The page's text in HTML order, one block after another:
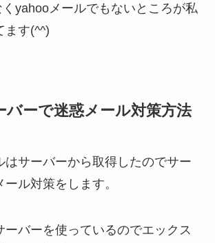
yahooメールでもないところが私
ます(^^)
バーで迷惑メール対策方法
はサーバーから取得したのでサー
ル対策をします。
ーバーを使っているのでエックス